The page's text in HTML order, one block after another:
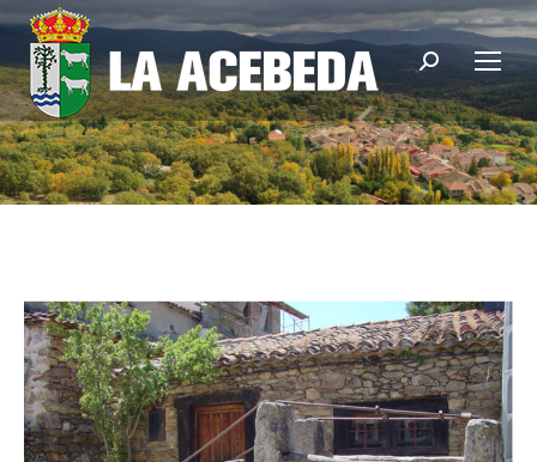
Buscar: